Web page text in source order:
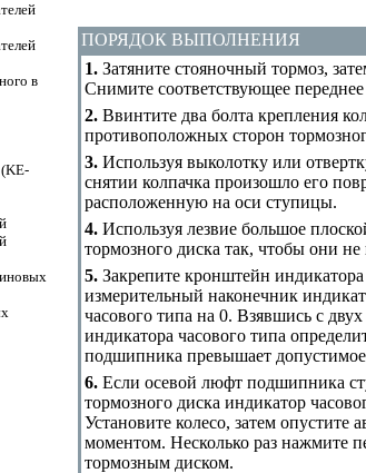
в
ПОРЯДОК ВЫПОЛНЕНИЯ
1. Затяните стояночный тормоз,
Снимите соответствующее переднее
2. Ввинтите два болта крепления
противоположных сторон
3. Используя выколотку или
снятии колпачка произошло его
расположенную на оси ступицы.
4. Используя лезвие большое
тормозного диска так, чтобы они
5. Закрепите кронштейн
измерительный наконечник
часового типа на 0. Взявшись с
индикатора часового типа
подшипника превышает допустимое
6. Если осевой люфт подшипника
тормозного диска индикатор
Установите колесо, затем
моментом. Несколько раз нажмите
тормозным диском.